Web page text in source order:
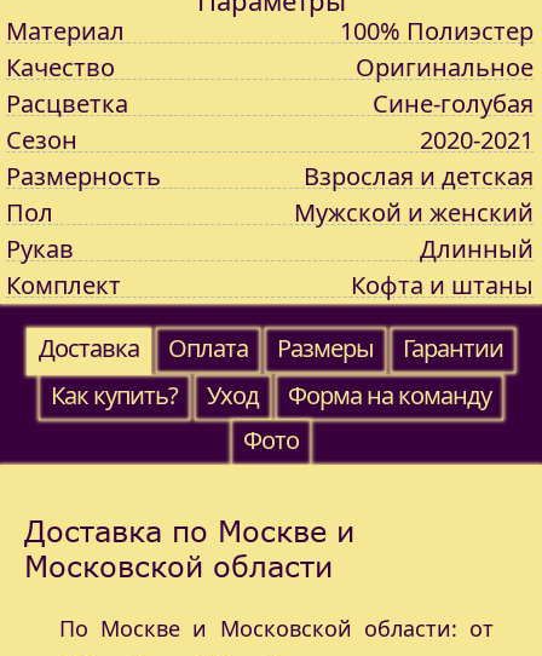
Материал
100% Полиэстер
Качество
Оригинальное
Расцветка
Сине-голубая
Сезон
2020-2021
Размерность
Взрослая и детская
Пол
Мужской и женский
Рукав
Длинный
Комплект
Кофта и штаны
Доставка
Оплата Размеры
Гарантии
Как купить?
Уход
Форма на команду
Фото
Доставка по Москве и
Московской области
По Москве и Московской области: от